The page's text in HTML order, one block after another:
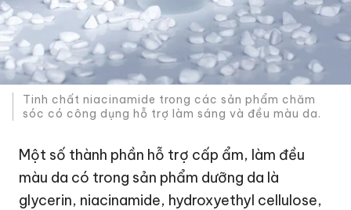
Tinh chất niacinamide trong các sản phẩm chăm
sóc có công dụng hỗ trợ làm sáng và đều màu da.
Một số thành phần hỗ trợ cấp ẩm, làm đều
màu da có trong sản phẩm dưỡng da là
glycerin, niacinamide, hydroxyethyl cellulose,